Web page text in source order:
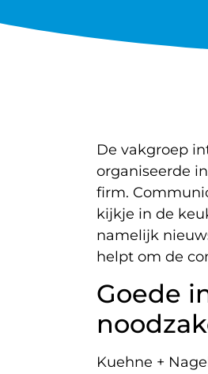
De vakgroep
organiseerde
firm.
kijkje in de
namelijk
helpt om de
Goede
Kuehne +